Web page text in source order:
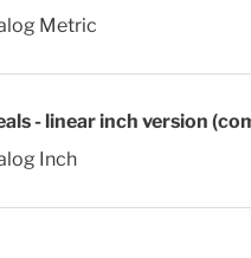
Metric
- linear inch version
Inch